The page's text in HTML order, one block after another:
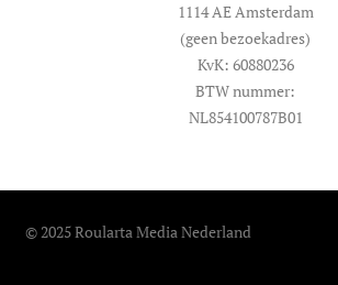
1114 AE Amsterdam
(geen bezoekadres)
KvK: 60880236
BTW nummer:
NL854100787B01
© 2025 Roularta Media Nederland